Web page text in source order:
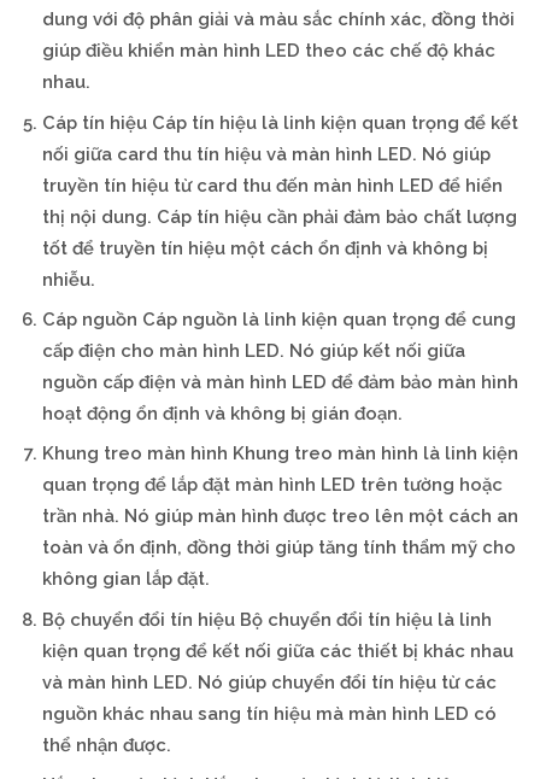
dung với độ phân giải và màu sắc chính xác, đồng thời
giúp điều khiển màn hình LED theo các chế độ khác
nhau.
Cáp tín hiệu Cáp tín hiệu là linh kiện quan trọng để kết
nối giữa card thu tín hiệu và màn hình LED. Nó giúp
truyền tín hiệu từ card thu đến màn hình LED để hiển
thị nội dung. Cáp tín hiệu cần phải đảm bảo chất lượng
tốt để truyền tín hiệu một cách ổn định và không bị
nhiễu.
Cáp nguồn Cáp nguồn là linh kiện quan trọng để cung
cấp điện cho màn hình LED. Nó giúp kết nối giữa
nguồn cấp điện và màn hình LED để đảm bảo màn hình
hoạt động ổn định và không bị gián đoạn.
Khung treo màn hình Khung treo màn hình là linh kiện
quan trọng để lắp đặt màn hình LED trên tường hoặc
trần nhà. Nó giúp màn hình được treo lên một cách an
toàn và ổn định, đồng thời giúp tăng tính thẩm mỹ cho
không gian lắp đặt.
Bộ chuyển đổi tín hiệu Bộ chuyển đổi tín hiệu là linh
kiện quan trọng để kết nối giữa các thiết bị khác nhau
và màn hình LED. Nó giúp chuyển đổi tín hiệu từ các
nguồn khác nhau sang tín hiệu mà màn hình LED có
thể nhận được.